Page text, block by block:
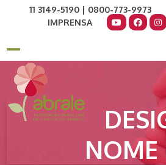
11 3149-5190 | 0800-773-9973
IMPRENSA
Open
mobile
menu
Close
mobile
menu
NOME